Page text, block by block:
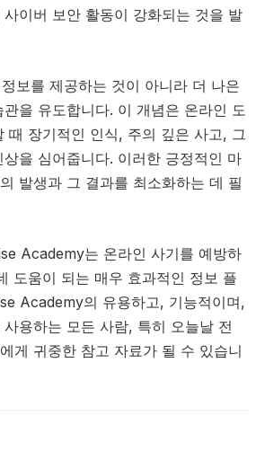
이버 보안 활동이 강화되는 것을 발
보를 제공하는 것이 아니라 더 나은
을 유도합니다. 이 개념은 온라인 도
때 장기적인 인식, 주의 깊은 사고, 그
을 심어줍니다. 이러한 긍정적인 마
발생과 그 결과를 최소화하는 데 필
Academy는 온라인 사기를 예방하
도움이 되는 매우 효과적인 정보 플
Academy의 유용하고, 기능적이며,
용하는 모든 사람, 특히 오늘날 전
게 귀중한 참고 자료가 될 수 있습니